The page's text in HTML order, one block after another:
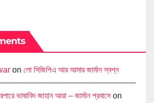
on লো সিজিপিএ আর আমার জার্মান স্বপ্ন
ভাষাবিদ জাহান আরা – জার্মান প্রবাসেon